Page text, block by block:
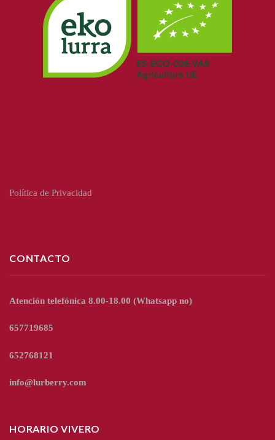
Política de Privacidad
CONTACTO
Atención telefónica 8.00-18.00 (Whatsapp no)
657719685
652768121
info@lurberry.com
HORARIO VIVERO